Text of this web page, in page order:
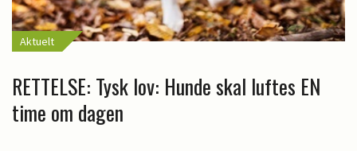
Aktuelt
RETTELSE: Tysk lov: Hunde skal luftes EN
time om dagen